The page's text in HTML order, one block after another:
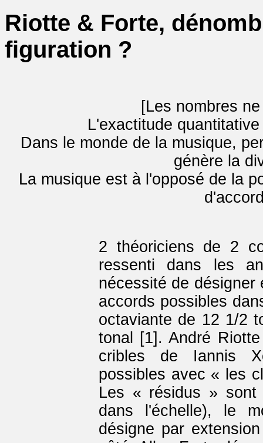
Riotte & Forte,
figuration ?
[Les nombres
L'exactitude
Dans le monde de la musique,
génère la
La musique est à l'opposé de la
2 théoriciens de 2
ressenti dans les
nécessité de désigner
accords possibles
octaviante de 12 1/2
tonal [1]. André
cribles de Iannis
possibles avec « les
Les « résidus » sont
dans l'échelle), le
désigne par